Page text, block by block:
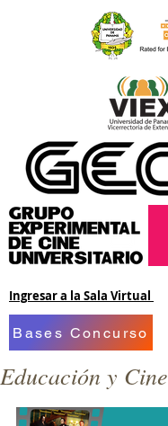
Ingresar a la Sala Virtual
Bases Concurso
Educación y Cine